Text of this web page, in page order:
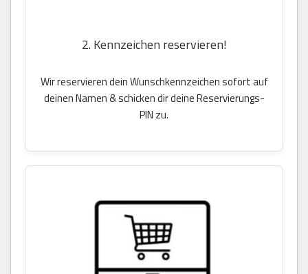
2. Kennzeichen reservieren!
Wir reservieren dein Wunschkennzeichen sofort auf
deinen Namen & schicken dir deine Reservierungs-
PIN zu.